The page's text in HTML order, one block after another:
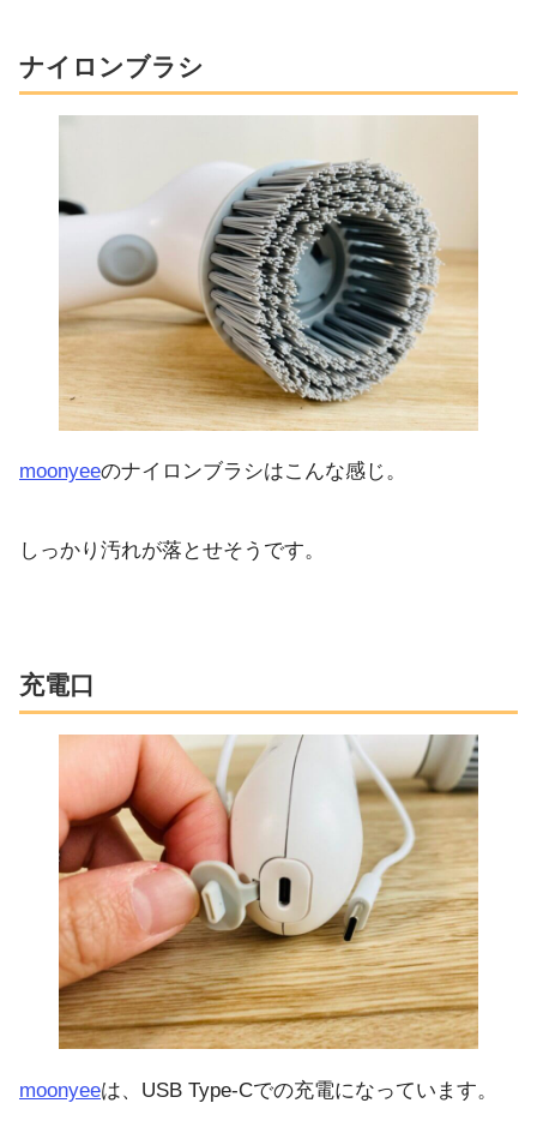
ナイロンブラシ
moonyeeのナイロンブラシはこんな感じ。
しっかり汚れが落とせそうです。
充電口
moonyeeは、USB Type-Cでの充電になっています。